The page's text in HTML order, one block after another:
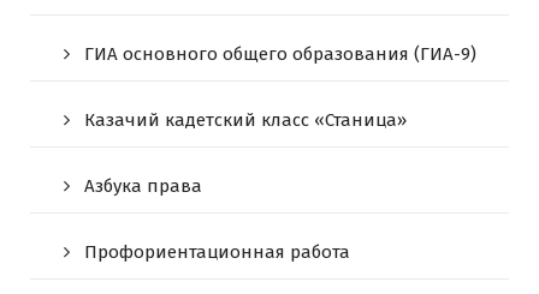
ГИА основного общего образования (ГИА-9)
Казачий кадетский класс «Станица»
Азбука права
Профориентационная работа